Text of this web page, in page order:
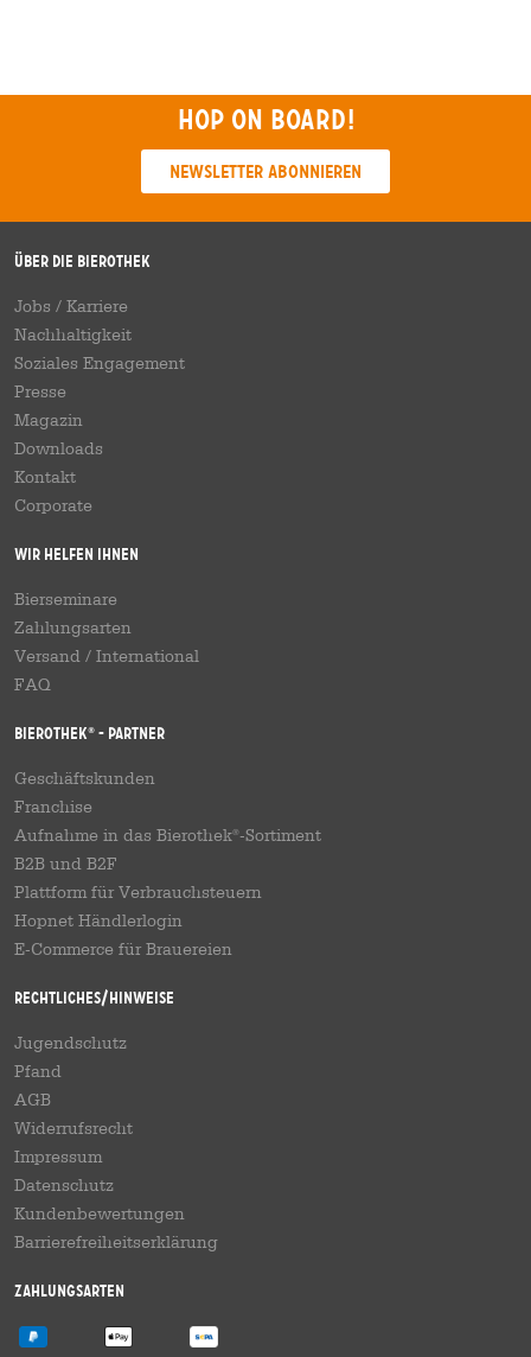
Hop on board!
Newsletter abonnieren
Über die Bierothek
Jobs / Karriere
Nachhaltigkeit
Soziales Engagement
Presse
Magazin
Downloads
Kontakt
Corporate
Wir helfen Ihnen
Bierseminare
Zahlungsarten
Versand / International
FAQ
Bierothek® - Partner
Geschäftskunden
Franchise
Aufnahme in das Bierothek®-Sortiment
B2B und B2F
Plattform für Verbrauchsteuern
Hopnet Händlerlogin
E-Commerce für Brauereien
Rechtliches/Hinweise
Jugendschutz
Pfand
AGB
Widerrufsrecht
Impressum
Datenschutz
Kundenbewertungen
Barrierefreiheitserklärung
Zahlungsarten